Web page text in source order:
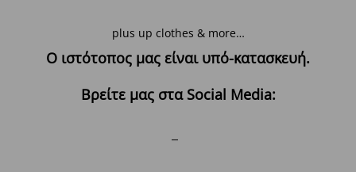
plus up clothes & more…
Ο ιστότοπος μας είναι υπό-κατασκευή.
Βρείτε μας στα Social Media: